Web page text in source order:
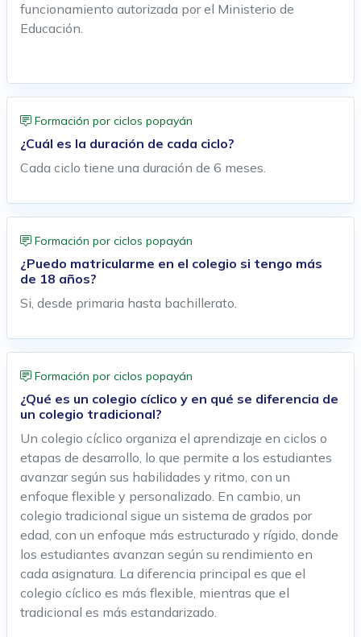
funcionamiento autorizada por el Ministerio de
Educación.
Formación por ciclos popayán
¿Cuál es la duración de cada ciclo?
Cada ciclo tiene una duración de 6 meses.
Formación por ciclos popayán
¿Puedo matricularme en el colegio si tengo más
de 18 años?
Si, desde primaria hasta bachillerato.
Formación por ciclos popayán
¿Qué es un colegio cíclico y en qué se diferencia de
un colegio tradicional?
Un colegio cíclico organiza el aprendizaje en ciclos o
etapas de desarrollo, lo que permite a los estudiantes
avanzar según sus habilidades y ritmo, con un
enfoque flexible y personalizado. En cambio, un
colegio tradicional sigue un sistema de grados por
edad, con un enfoque más estructurado y rígido, donde
los estudiantes avanzan según su rendimiento en
cada asignatura. La diferencia principal es que el
colegio cíclico es más flexible, mientras que el
tradicional es más estandarizado.